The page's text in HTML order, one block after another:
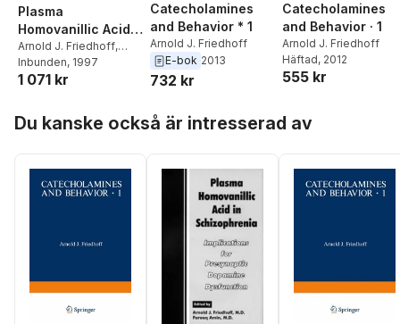
Plasma
Homovanillic Acid
in Schizophrenia :
Implications for
Presynaptic
Dysfunction
Arnold J. Friedhoff,
Farooq Amin
Inbunden, 1997
1 071 kr
Catecholamines
and Behavior * 1
Arnold J. Friedhoff
E-bok 2013
732 kr
Catecholamines
and Behavior · 1
Arnold J. Friedhoff
Häftad, 2012
555 kr
Du kanske också är intresserad av